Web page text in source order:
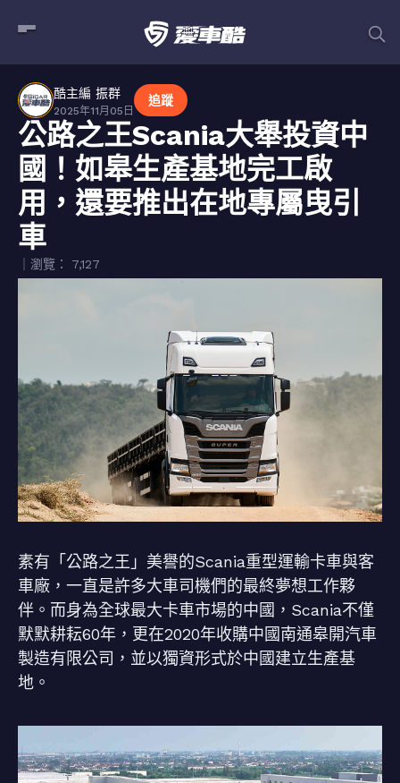
酷主編 振群
2025年11月05日
追蹤
公路之王Scania大舉投資中
國！如皋生產基地完工啟
用，還要推出在地專屬曳引
車
｜瀏覽： 7,127
素有「公路之王」美譽的Scania重型運輸卡車與客
車廠，一直是許多大車司機們的最終夢想工作夥
伴。而身為全球最大卡車市場的中國，Scania不僅
默默耕耘60年，更在2020年收購中國南通皋開汽車
製造有限公司，並以獨資形式於中國建立生產基
地。